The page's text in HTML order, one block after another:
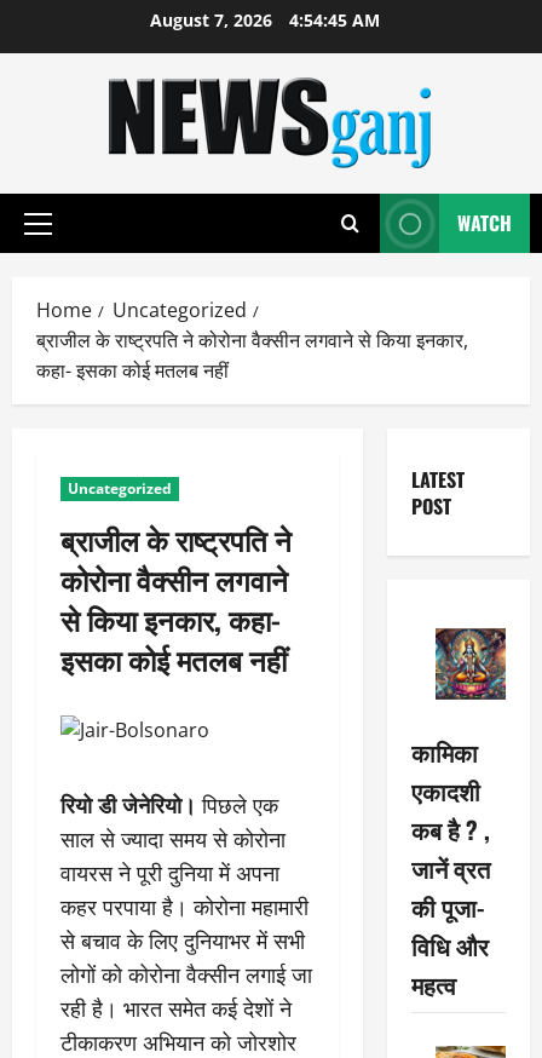
August 7, 2026 4:54:45 AM
Primary
WATCH
Home
Uncategorized
ब्राजील के राष्‍ट्रपति ने कोरोना वैक्सीन लगवाने से किया इनकार,
कहा- इसका कोई मतलब नहीं
Uncategorized
ब्राजील के राष्‍ट्रपति ने
कोरोना वैक्सीन लगवाने
से किया इनकार, कहा-
इसका कोई मतलब नहीं
रियो डी जेनेरियो। पिछले एक
साल से ज्यादा समय से कोरोना
वायरस ने पूरी दुनिया में अपना
कहर परपाया है। कोरोना महामारी
से बचाव के लिए दुनियाभर में सभी
लोगों को कोरोना वैक्सीन लगाई जा
रही है। भारत समेत कई देशों ने
टीकाकरण अभियान को जोरशोर
LATEST
POST
कामिका
एकादशी
कब है ? ,
जानें व्रत
की पूजा-
विधि और
महत्व